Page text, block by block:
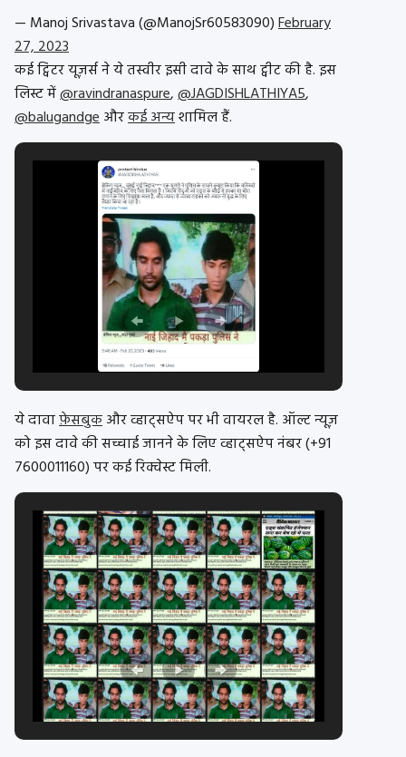
— Manoj Srivastava (@ManojSr60583090)February
27, 2023
कई ट्विटर यूज़र्स ने ये तस्वीर इसी दावे के साथ ट्वीट की है. इस
लिस्ट में@ravindranaspure,@JAGDISHLATHIYA5,
@balugandgeऔरकई अन्यशामिल हैं.
ये दावाफ़ेसबुकऔर व्हाट्सऐप पर भी वायरल है. ऑल्ट न्यूज़
को इस दावे की सच्चाई जानने के लिए व्हाट्सऐप नंबर (+91
7600011160) पर कई रिक्वेस्ट मिली.